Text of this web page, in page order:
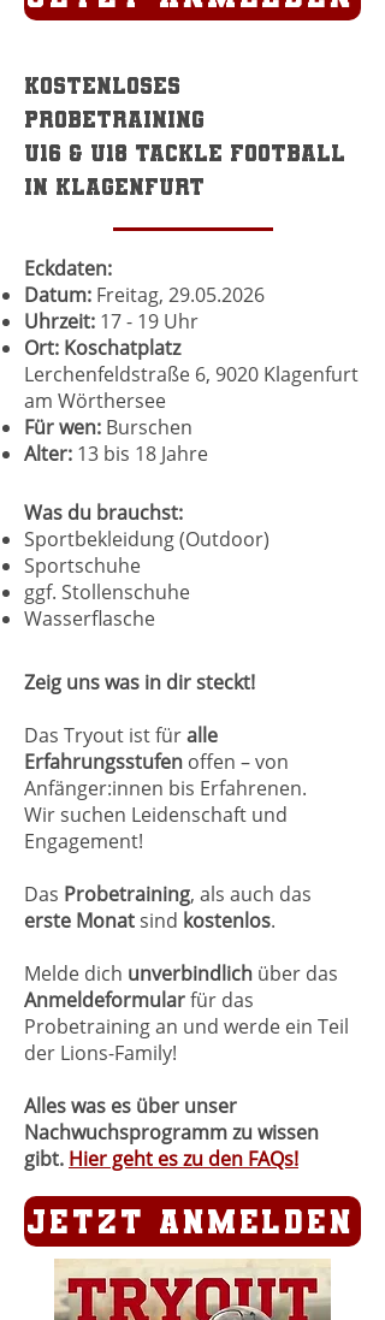
Kostenloses
Probetraining
U16 & U18 Tackle Football
in Klagenfurt
Eckdaten:
Datum: Freitag, 29.05.2026
Uhrzeit: 17 - 19 Uhr
Ort: Koschatplatz
Lerchenfeldstraße 6, 9020 Klagenfurt
am Wörthersee
Für wen: Burschen
Alter: 13 bis 18 Jahre
Was du brauchst:
Sportbekleidung (Outdoor)
Sportschuhe
ggf. Stollenschuhe
Wasserflasche
Zeig uns was in dir steckt!
Das Tryout ist füralle
Erfahrungsstufen offen – von
Anfänger:innen bis Erfahrenen.
Wir suchen Leidenschaft und
Engagement!
Das Probetraining, als auch das
erste Monatsind kostenlos.
Melde dich unverbindlich über das
Anmeldeformularfür das
Probetraining an und werde ein Teil
der Lions-Family!
Alles was es über unser
Nachwuchsprogramm zu wissen
gibt. Hier geht es zu den FAQs!
Jetzt Anmelden